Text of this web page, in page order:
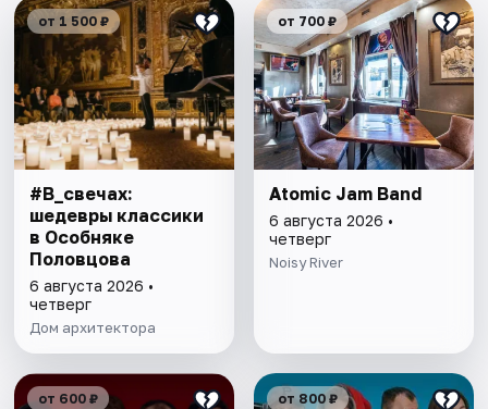
от 1 500 ₽
#В_свечах:
шедевры классики
в Особняке
Половцова
6 августа 2026 •
четверг
Дом архитектора
от 700 ₽
Atomic Jam Band
6 августа 2026 •
четверг
Noisy River
от 600 ₽ от 800 ₽